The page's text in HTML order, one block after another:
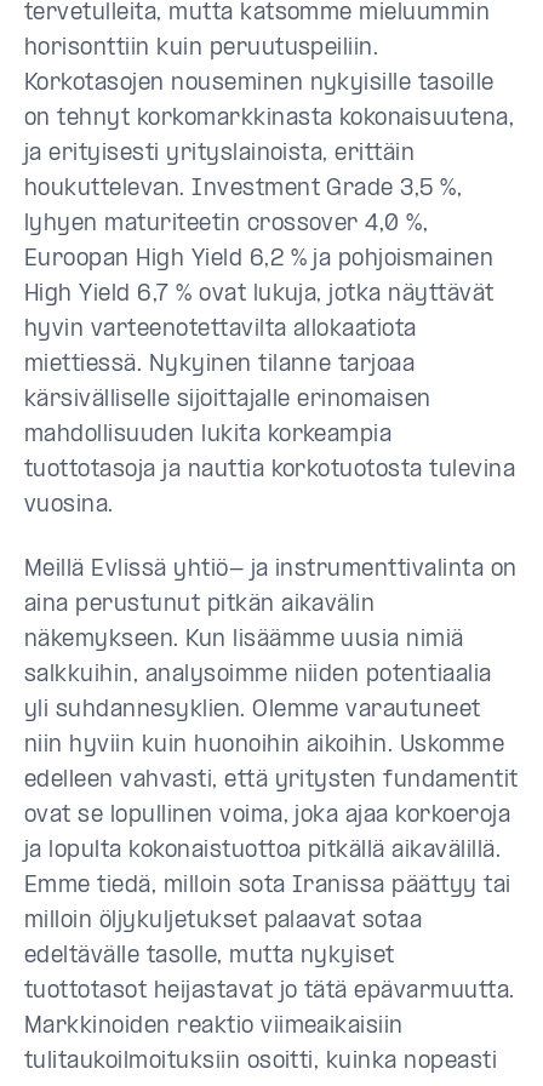
tervetulleita, mutta katsomme mieluummin
horisonttiin kuin peruutuspeiliin.
Korkotasojen nouseminen nykyisille tasoille
on tehnyt korkomarkkinasta kokonaisuutena,
ja erityisesti yrityslainoista, erittäin
houkuttelevan. Investment Grade 3,5 %,
lyhyen maturiteetin crossover 4,0 %,
Euroopan High Yield 6,2 % ja pohjoismainen
High Yield 6,7 % ovat lukuja, jotka näyttävät
hyvin varteenotettavilta allokaatiota
miettiessä. Nykyinen tilanne tarjoaa
kärsivälliselle sijoittajalle erinomaisen
mahdollisuuden lukita korkeampia
tuottotasoja ja nauttia korkotuotosta tulevina
vuosina.
Meillä Evlissä yhtiö- ja instrumenttivalinta on
aina perustunut pitkän aikavälin
näkemykseen. Kun lisäämme uusia nimiä
salkkuihin, analysoimme niiden potentiaalia
yli suhdannesyklien. Olemme varautuneet
niin hyviin kuin huonoihin aikoihin. Uskomme
edelleen vahvasti, että yritysten fundamentit
ovat se lopullinen voima, joka ajaa korkoeroja
ja lopulta kokonaistuottoa pitkällä aikavälillä.
Emme tiedä, milloin sota Iranissa päättyy tai
milloin öljykuljetukset palaavat sotaa
edeltävälle tasolle, mutta nykyiset
tuottotasot heijastavat jo tätä epävarmuutta.
Markkinoiden reaktio viimeaikaisiin
tulitaukoilmoituksiin osoitti, kuinka nopeasti